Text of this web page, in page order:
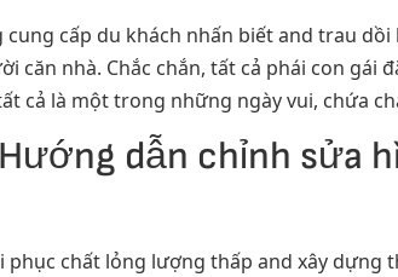
cấp du khách nhấn biết and trau
nhà. Chắc chắn, tất cả phái con gái
cả là một trong những ngày vui, chứa
dẫn chỉnh sửa
phục chất lỏng lượng thấp and xây